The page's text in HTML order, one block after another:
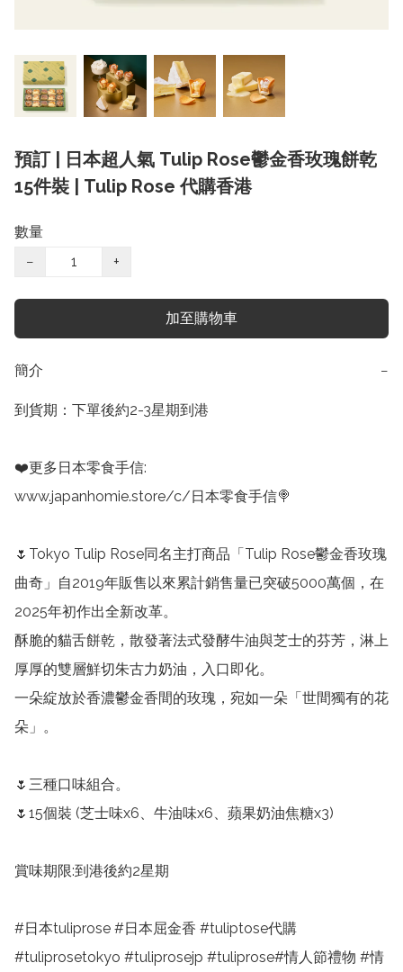
預訂 | 日本超人氣 Tulip Rose鬱金香玫瑰餅乾
15件裝 | Tulip Rose 代購香港
數量
−
+
加至購物車
簡介 −
到貨期：下單後約2-3星期到港
❤️更多日本零食手信:
www.japanhomie.store/c/日本零食手信🍭
🌷Tokyo Tulip Rose同名主打商品「Tulip Rose鬱金香玫瑰
曲奇」自2019年販售以來累計銷售量已突破5000萬個，在
2025年初作出全新改革。
酥脆的貓舌餅乾，散發著法式發酵牛油與芝士的芬芳，淋上
厚厚的雙層鮮切朱古力奶油，入口即化。
一朵綻放於香濃鬱金香間的玫瑰，宛如一朵「世間獨有的花
朵」。
🌷三種口味組合。
🌷15個裝 (芝士味x6、牛油味x6、蘋果奶油焦糖x3)
賞味期限:到港後約2星期
#日本tuliprose #日本屈金香 #tuliptose代購
#tuliprosetokyo #tuliprosejp #tuliprose#情人節禮物 #情